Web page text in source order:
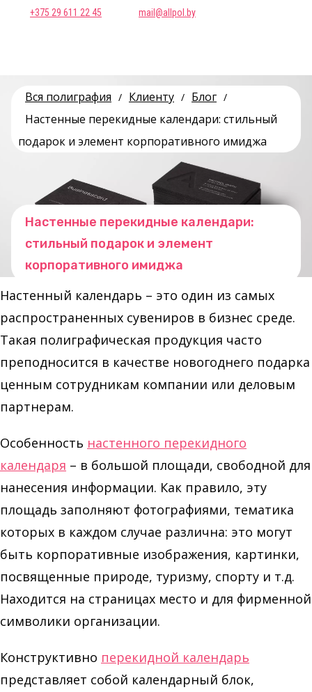
+375 29 611 22 45 mail@allpol.by
Вся полиграфия / Клиенту / Блог /
Настенные перекидные календари: стильный
подарок и элемент корпоративного имиджа
Настенные перекидные календари:
стильный подарок и элемент
корпоративного имиджа
Настенный календарь – это один из самых
распространенных сувениров в бизнес среде.
Такая полиграфическая продукция часто
преподносится в качестве новогоднего подарка
ценным сотрудникам компании или деловым
партнерам.
Особенность настенного перекидного
календаря – в большой площади, свободной для
нанесения информации. Как правило, эту
площадь заполняют фотографиями, тематика
которых в каждом случае различна: это могут
быть корпоративные изображения, картинки,
посвященные природе, туризму, спорту и т.д.
Находится на страницах место и для фирменной
символики организации.
Конструктивно перекидной календарь
представляет собой календарный блок,